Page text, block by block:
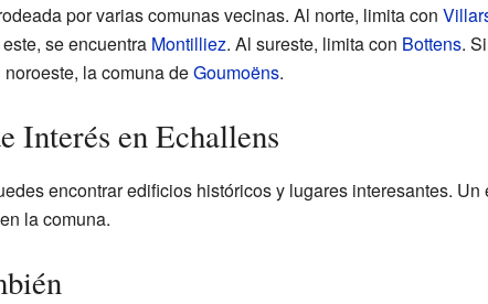
por varias comunas vecinas. Al norte, limita con
se encuentra Montilliez. Al sureste, limita con Bottens.
noroeste, la comuna deGoumoëns.
Interés en Echallens
encontrar edificios históricos y lugares interesantes.
la comuna.